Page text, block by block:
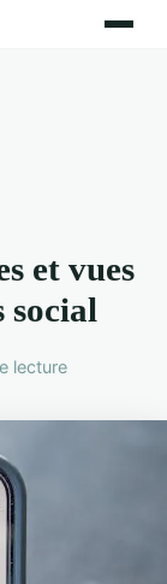
et vues
social
lecture